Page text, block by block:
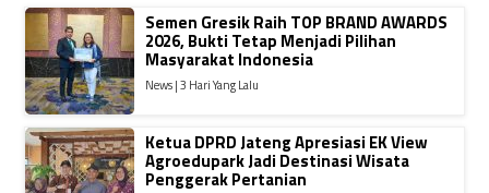
Semen Gresik Raih TOP BRAND AWARDS
2026, Bukti Tetap Menjadi Pilihan
Masyarakat Indonesia
News | 3 Hari Yang Lalu
Ketua DPRD Jateng Apresiasi EK View
Agroedupark Jadi Destinasi Wisata
Penggerak Pertanian